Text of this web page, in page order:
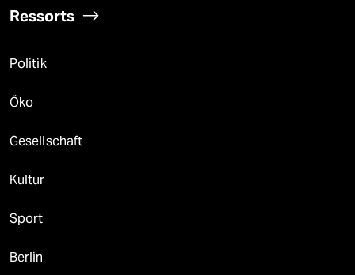
Ressorts
Politik
Öko
Gesellschaft
Kultur
Sport
Berlin